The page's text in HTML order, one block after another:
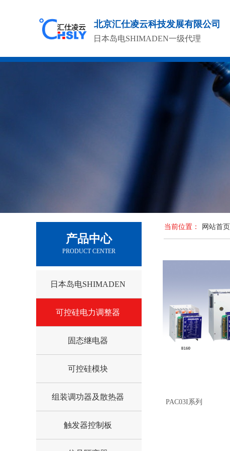
北京汇仕凌云科技发展有限公司
日本岛电SHIMADEN一级代理
当前位置：
产品中心
PRODUCT CENTER
网站首页
PAC03I系列
日本岛电SHIMADEN
可控硅电力调整器
固态继电器
可控硅模块
组装调功器及散热器
触发器控制板